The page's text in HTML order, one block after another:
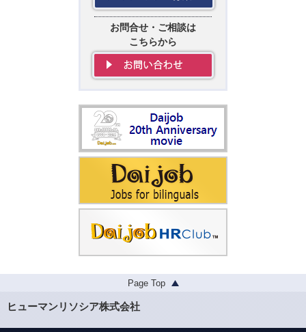
お問合せ・ご相談は
こちらから
Page Top
ヒューマンリソシア株式会社